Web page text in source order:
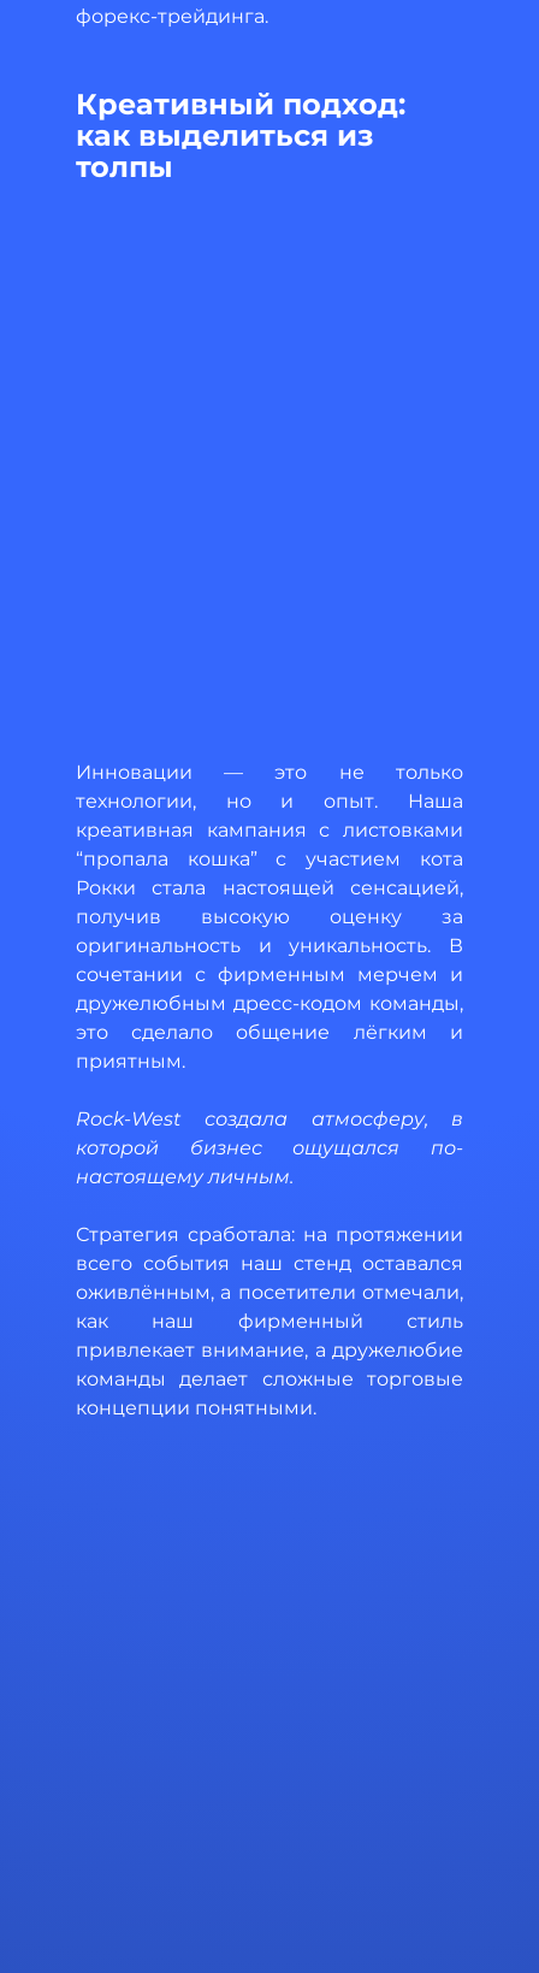
форекс-трейдинга.
Креативный подход:
как выделиться из
толпы
Инновации — это не только
технологии, но и опыт. Наша
креативная кампания с листовками
“пропала кошка” с участием кота
Рокки стала настоящей сенсацией,
получив высокую оценку за
оригинальность и уникальность. В
сочетании с фирменным мерчем и
дружелюбным дресс-кодом команды,
это сделало общение лёгким и
приятным.
Rock-West создала атмосферу, в
которой бизнес ощущался по-
настоящему личным.
Стратегия сработала: на протяжении
всего события наш стенд оставался
оживлённым, а посетители отмечали,
как наш фирменный стиль
привлекает внимание, а дружелюбие
команды делает сложные торговые
концепции понятными.